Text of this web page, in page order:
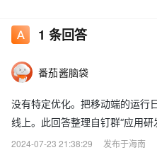
1 条回答
番茄酱脑袋
没有特定优化。把移动端的运行
线上。此回答整理自钉群“应用
2024-07-23 21:38:29
发布于海南